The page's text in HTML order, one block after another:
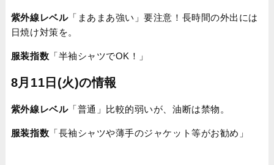
紫外線レベル「まあまあ強い」要注意！長時間の外出には
日焼け対策を。
服装指数 「半袖シャツでOK！」
8月11日(火)の情報
紫外線レベル「普通」比較的弱いが、油断は禁物。
服装指数 「長袖シャツや薄手のジャケット等がお勧め」